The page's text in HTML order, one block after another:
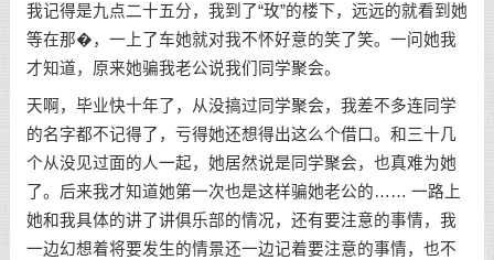
我记得是九点二十五分，我到了“玫”的楼下，远远的就看到她
等在那�，一上了车她就对我不怀好意的笑了笑。一问她我
才知道，原来她骗我老公说我们同学聚会。
天啊，毕业快十年了，从没搞过同学聚会，我差不多连同学
的名字都不记得了，亏得她还想得出这么个借口。和三十几
个从没见过面的人一起，她居然说是同学聚会，也真难为她
了。后来我才知道她第一次也是这样骗她老公的…… 一路上
她和我具体的讲了讲俱乐部的情况，还有要注意的事情，我
一边幻想着将要发生的情景还一边记着要注意的事情，也不